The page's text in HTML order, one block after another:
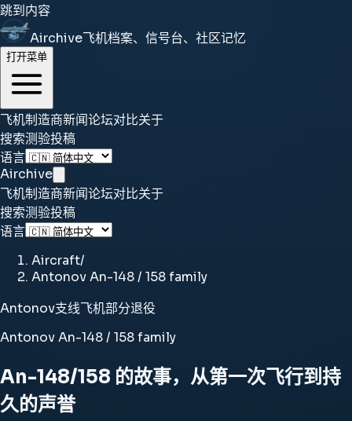
跳到内容
Airchive飞机档案、信号台、社区记忆
打开菜单
飞机制造商新闻论坛对比关于
搜索测验投稿
语言
Airchive
飞机制造商新闻论坛对比关于
搜索测验投稿
语言
Aircraft/
Antonov An-148 / 158 family
Antonov支线飞机部分退役
Antonov An-148 / 158 family
An-148/158 的故事，从第一次飞行到持
久的声誉